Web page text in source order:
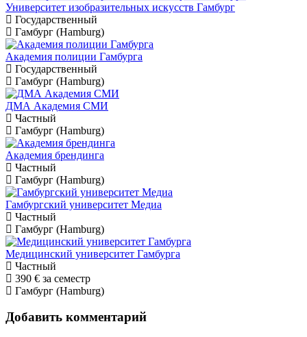
Университет изобразительных искусств Гамбург
Государственный
Гамбург (Hamburg)
Академия полиции Гамбурга
Государственный
Гамбург (Hamburg)
ДМА Академия СМИ
Частный
Гамбург (Hamburg)
Академия брендинга
Частный
Гамбург (Hamburg)
Гамбургский университет Медиа
Частный
Гамбург (Hamburg)
Медицинский университет Гамбурга
Частный
390 € за семестр
Гамбург (Hamburg)
Добавить комментарий